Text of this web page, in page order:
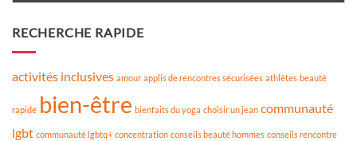
RECHERCHE RAPIDE
activités inclusives amour applis de rencontres sécurisées athlètes beauté
rapide bien-être bienfaits du yoga choisir un jean communauté
lgbt communauté lgbtq+ concentration conseils beauté hommes conseils rencontre